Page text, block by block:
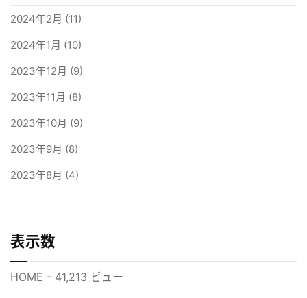
2024年2月 (11)
2024年1月 (10)
2023年12月 (9)
2023年11月 (8)
2023年10月 (9)
2023年9月 (8)
2023年8月 (4)
表示数
HOME - 41,213 ビュー